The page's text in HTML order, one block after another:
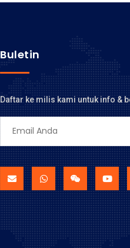
Buletin
Daftar ke milis kami untuk info &